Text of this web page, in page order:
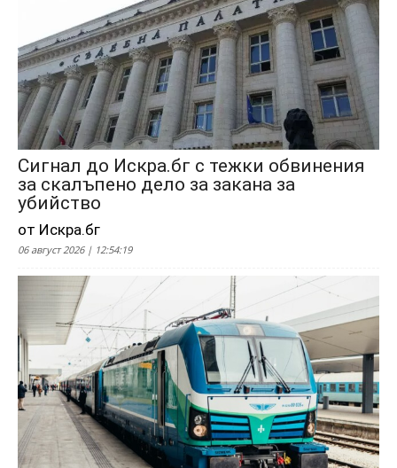
Сигнал до Искра.бг с тежки обвинения
за скалъпено дело за закана за
убийство
от Искра.бг
06 август 2026 | 12:54:19